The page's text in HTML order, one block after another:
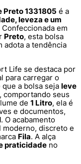
Preto 1331805 é a
leveza e um
Confeccionada em
Preto, esta bolsa
adota a tendência
Life se destaca por
para carregar o
que a bolsa seja leve
comportando seus
de 1 Litro, ela é
e documentos,
. O acabamento
moderno, discreto e
Fila. A alça
praticidade no